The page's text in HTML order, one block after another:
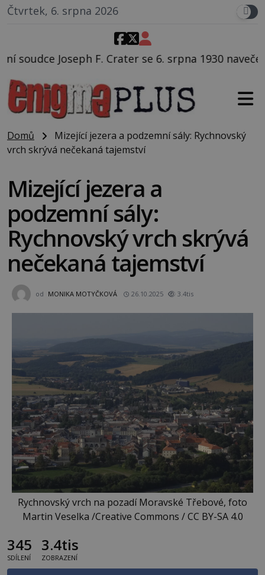
Čtvrtek, 6. srpna 2026
se 6. srpna 1930 navečeří ve své oblíbené
Domů
Mizející jezera a podzemní sály: Rychnovský
vrch skrývá nečekaná tajemství
Mizející jezera a
podzemní sály:
Rychnovský vrch skrývá
nečekaná tajemství
od MONIKA MOTYČKOVÁ 26.10.2025 3.4tis
Rychnovský vrch na pozadí Moravské Třebové, foto
Martin Veselka /Creative Commons / CC BY-SA 4.0
345
SDÍLENÍ
3.4tis
ZOBRAZENÍ